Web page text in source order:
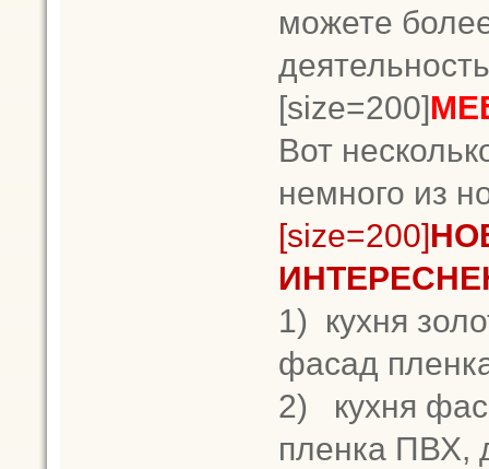
можете
[size=200]
Вот
немного из
[size=200]
1) кухня
фасад
2)
кухня
пленка ПВХ,